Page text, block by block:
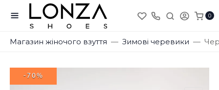
0
Магазин жіночого взуття Зимові черевики
-70%